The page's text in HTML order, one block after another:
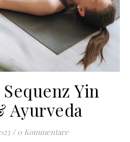
Yin
Ayurveda
/ 0 Kommentare